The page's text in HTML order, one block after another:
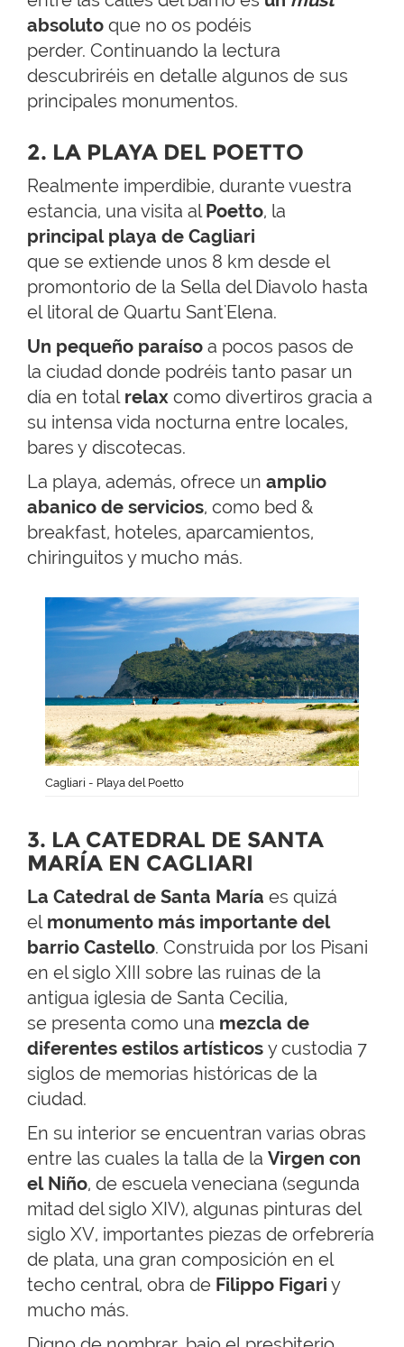
absoluto que no os podéis
perder. Continuando la lectura
descubriréis en detalle algunos de sus
principales monumentos.
2. LA PLAYA DEL POETTO
Realmente imperdibie, durante vuestra
estancia, una visita alPoetto, la
principal playa de Cagliari
que se extiende unos 8 km desde el
promontorio de la Sella del Diavolo hasta
el litoral de Quartu Sant'Elena.
Un pequeño paraíso a pocos pasos de
la ciudad donde podréis tanto pasar un
día en total relax como divertiros gracia a
su intensa vida nocturna entre locales,
bares y discotecas.
La playa, además, ofrece un amplio
abanico de servicios, como bed &
breakfast, hoteles, aparcamientos,
chiringuitos y mucho más.
Cagliari - Playa del Poetto
3. LA CATEDRAL DE SANTA
MARÍA EN CAGLIARI
La Catedral de Santa María es quizá
el monumento más importante del
barrio Castello. Construida por los Pisani
en el siglo XIII sobre las ruinas de la
antigua iglesia de Santa Cecilia,
se presenta como una mezcla de
diferentes estilos artísticos y custodia 7
siglos de memorias históricas de la
ciudad.
En su interior se encuentran varias obras
entre las cuales la talla de la Virgen con
el Niño, de escuela veneciana (segunda
mitad del siglo XIV), algunas pinturas del
siglo XV, importantes piezas de orfebrería
de plata, una gran composición en el
techo central, obra de Filippo Figari y
mucho más.